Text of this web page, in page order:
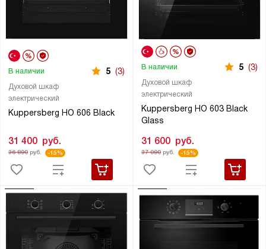
Духовой шкаф
электрический
Kuppersberg HO 606 Black
В наличии 5 (3)
31 400 руб.
36 890руб. -15%
Духовой шкаф
электрический
Kuppersberg HO 603 Black
Glass
В наличии 5 (3)
31 600 руб.
37 090руб. -15%